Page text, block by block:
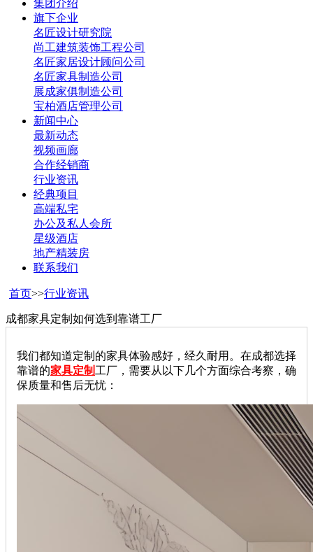
集团介绍
旗下企业
名匠设计研究院
尚工建筑装饰工程公司
名匠家居设计顾问公司
名匠家具制造公司
展成家俱制造公司
宝柏酒店管理公司
新闻中心
最新动态
视频画廊
合作经销商
行业资讯
经典项目
高端私宅
办公及私人会所
星级酒店
地产精装房
联系我们
首页>>行业资讯
成都家具定制如何选到靠谱工厂
我们都知道定制的家具体验感好，经久耐用。在成都选择
靠谱的家具定制 工厂，需要从以下几个方面综合考察，确
保质量和售后无忧：